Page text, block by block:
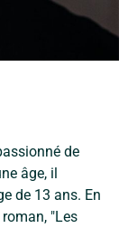
de
âge, il
de 13 ans. En
"Les